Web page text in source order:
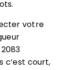
votre
c’est court,